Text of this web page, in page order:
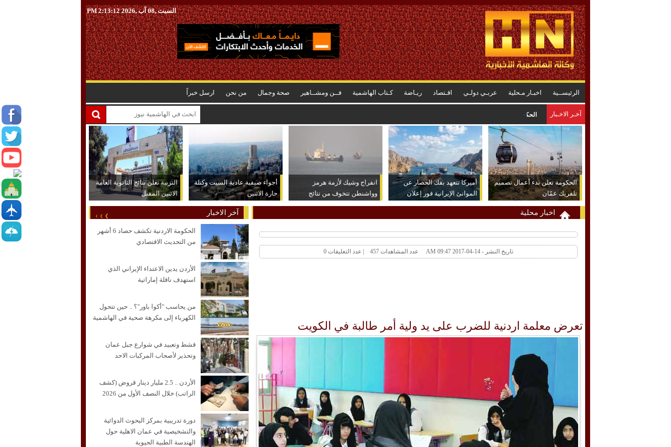
السبت ,08 آب ,2026 2:13:13 PM
الرئيســية اخبـار مـحلية عربـي دولـي اقـتصاد ريـاضة كـتاب الهاشمية فــن ومشــاهير صحة وجمال من نحن ارسل خبراً
آخـر الاخـبار الحكومة الاردنية تكشف حصاد 6 أشهر من التحديث الاقتصادي
الحكومة تعلن بدء أعمال تصميم
تلفريك عمّان
أميركا تتعهد بفك الحصار عن
الموانئ الإيرانية فور إعلان
الاتفاق
انفراج وشيك لأزمة هرمز
وواشنطن تتخوف من نتائج
عكسية للتصعيد
أجواء صيفية عادية السبت وكتلة
حارة الاثنين
التربية تعلن نتائج الثانوية العامة
الاثنين المقبل
اخبار محلية
تاريخ النشر - 14-04-2017 09:47 AM عدد المشاهدات 457 | عدد التعليقات 0
تعرض معلمة اردنية للضرب على يد ولية أمر طالبة في الكويت
آخر الاخبار
الحكومة الاردنية تكشف حصاد 6 أشهر
من التحديث الاقتصادي
الأردن يدين الاعتداء الإيراني الذي
استهدف ناقلة إماراتية
من يحاسب "أكوا باور"؟ .. حين تتحول
الكهرباء إلى مكرهة صحية في الهاشمية
قشط وتعبيد في شوارع جبل عمان
وتحذير لأصحاب المركبات الاحد
الأردن .. 2.5 مليار دينار قروض (كشف
الراتب) خلال النصف الأول من 2026
دورة تدريبية بمركز البحوث الدوائية
والتشخيصية في عمان الاهلية حول
الهندسة الطبية الحيوية